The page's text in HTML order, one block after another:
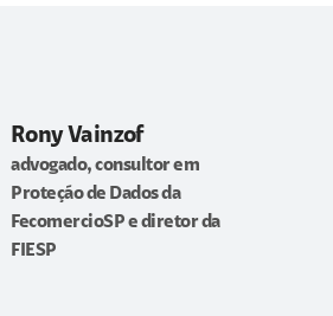
Rony Vainzof
advogado, consultor em
Proteção de Dados da
FecomercioSP e diretor da
FIESP